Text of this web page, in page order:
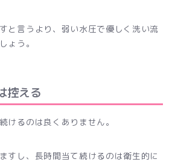
と言うより、弱い水圧で優しく洗い流
ょう。
控える
けるのは良くありません。
すし、長時間当て続けるのは衛生的に